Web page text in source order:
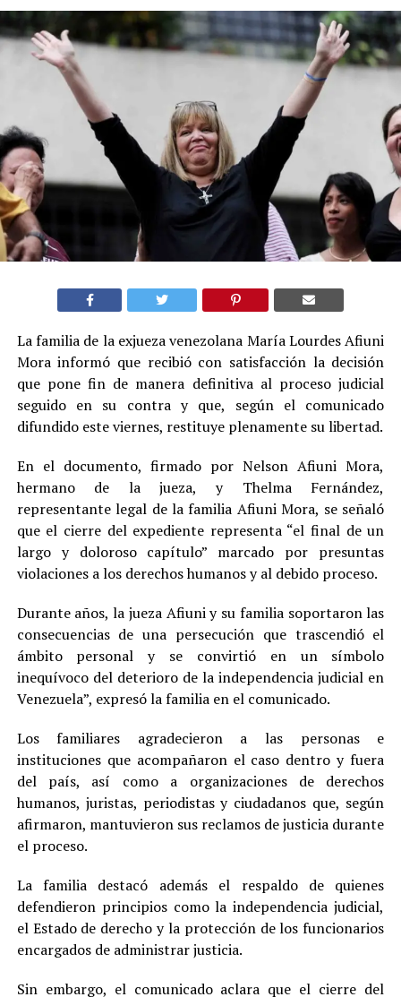
La familia de la exjueza venezolana María Lourdes Afiuni
Mora informó que recibió con satisfacción la decisión
que pone fin de manera definitiva al proceso judicial
seguido en su contra y que, según el comunicado
difundido este viernes, restituye plenamente su libertad.
En el documento, firmado por Nelson Afiuni Mora,
hermano de la jueza, y Thelma Fernández,
representante legal de la familia Afiuni Mora, se señaló
que el cierre del expediente representa “el final de un
largo y doloroso capítulo” marcado por presuntas
violaciones a los derechos humanos y al debido proceso.
Durante años, la jueza Afiuni y su familia soportaron las
consecuencias de una persecución que trascendió el
ámbito personal y se convirtió en un símbolo
inequívoco del deterioro de la independencia judicial en
Venezuela”, expresó la familia en el comunicado.
Los familiares agradecieron a las personas e
instituciones que acompañaron el caso dentro y fuera
del país, así como a organizaciones de derechos
humanos, juristas, periodistas y ciudadanos que, según
afirmaron, mantuvieron sus reclamos de justicia durante
el proceso.
La familia destacó además el respaldo de quienes
defendieron principios como la independencia judicial,
el Estado de derecho y la protección de los funcionarios
encargados de administrar justicia.
Sin embargo, el comunicado aclara que el cierre del